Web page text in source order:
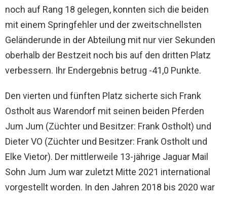
noch auf Rang 18 gelegen, konnten sich die beiden
mit einem Springfehler und der zweitschnellsten
Geländerunde in der Abteilung mit nur vier Sekunden
oberhalb der Bestzeit noch bis auf den dritten Platz
verbessern. Ihr Endergebnis betrug -41,0 Punkte.
Den vierten und fünften Platz sicherte sich Frank
Ostholt aus Warendorf mit seinen beiden Pferden
Jum Jum (Züchter und Besitzer: Frank Ostholt) und
Dieter VO (Züchter und Besitzer: Frank Ostholt und
Elke Vietor). Der mittlerweile 13-jährige Jaguar Mail
Sohn Jum Jum war zuletzt Mitte 2021 international
vorgestellt worden. In den Jahren 2018 bis 2020 war